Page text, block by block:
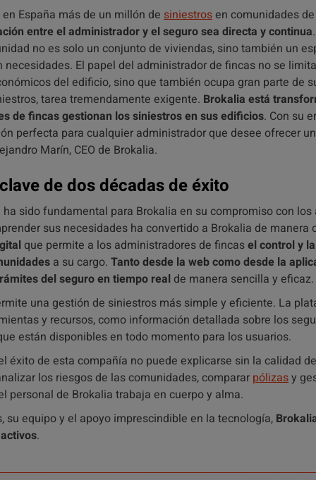
España más de un millón de siniestros en comunidades
entre el administrador y el seguro sea directa y continua
no es solo un conjunto de viviendas, sino también un
necesidades. El papel del administrador de fincas no se
del edificio, sino que también ocupa gran parte de
tarea tremendamente exigente. Brokalia está
de fincas gestionan los siniestros en sus edificios. Con su
perfecta para cualquier administrador que desee ofrecer
Marín, CEO de Brokalia.
de dos décadas de éxito
ha sido fundamental para Brokalia en su compromiso con
sus necesidades ha convertido a Brokalia de manera
que permite a los administradores de fincasel control y
a su cargo. Tanto desde la web como desde la
del seguro en tiempo real de manera sencilla y eficaz.
una gestión de siniestros más simple y eficiente. La
y recursos, como información detallada sobre los
están disponibles en todo momento para los usuarios.
éxito de esta compañía no puede explicarse sin la calidad
los riesgos de las comunidades, comparar pólizasy
personal de Brokalia trabaja en cuerpo y alma.
su equipo y el apoyo imprescindible en la tecnología,
.